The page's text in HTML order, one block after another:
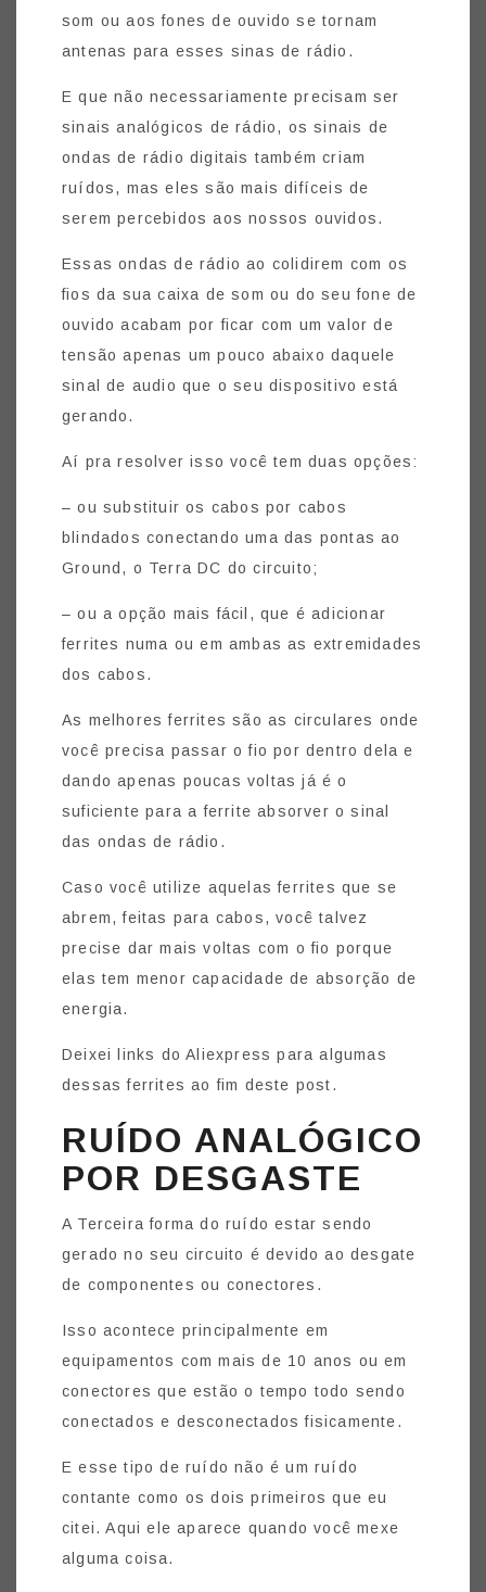
som ou aos fones de ouvido se tornam
antenas para esses sinas de rádio.
E que não necessariamente precisam ser
sinais analógicos de rádio, os sinais de
ondas de rádio digitais também criam
ruídos, mas eles são mais difíceis de
serem percebidos aos nossos ouvidos.
Essas ondas de rádio ao colidirem com os
fios da sua caixa de som ou do seu fone de
ouvido acabam por ficar com um valor de
tensão apenas um pouco abaixo daquele
sinal de audio que o seu dispositivo está
gerando.
Aí pra resolver isso você tem duas opções:
– ou substituir os cabos por cabos
blindados conectando uma das pontas ao
Ground, o Terra DC do circuito;
– ou a opção mais fácil, que é adicionar
ferrites numa ou em ambas as extremidades
dos cabos.
As melhores ferrites são as circulares onde
você precisa passar o fio por dentro dela e
dando apenas poucas voltas já é o
suficiente para a ferrite absorver o sinal
das ondas de rádio.
Caso você utilize aquelas ferrites que se
abrem, feitas para cabos, você talvez
precise dar mais voltas com o fio porque
elas tem menor capacidade de absorção de
energia.
Deixei links do Aliexpress para algumas
dessas ferrites ao fim deste post.
RUÍDO ANALÓGICO
POR DESGASTE
A Terceira forma do ruído estar sendo
gerado no seu circuito é devido ao desgate
de componentes ou conectores.
Isso acontece principalmente em
equipamentos com mais de 10 anos ou em
conectores que estão o tempo todo sendo
conectados e desconectados fisicamente.
E esse tipo de ruído não é um ruído
contante como os dois primeiros que eu
citei. Aqui ele aparece quando você mexe
alguma coisa.